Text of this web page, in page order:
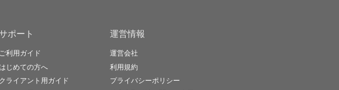
ポート
ご利用ガイド
はじめての方へ
クライアント用ガイド
運営情報
運営会社
利用規約
プライバシーポリシー